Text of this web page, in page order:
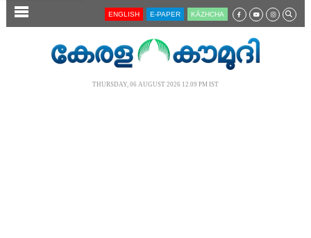
SECTIONS ENGLISH E-PAPER KĀZHCHA
THURSDAY, 06 AUGUST 2026 12.09 PM IST